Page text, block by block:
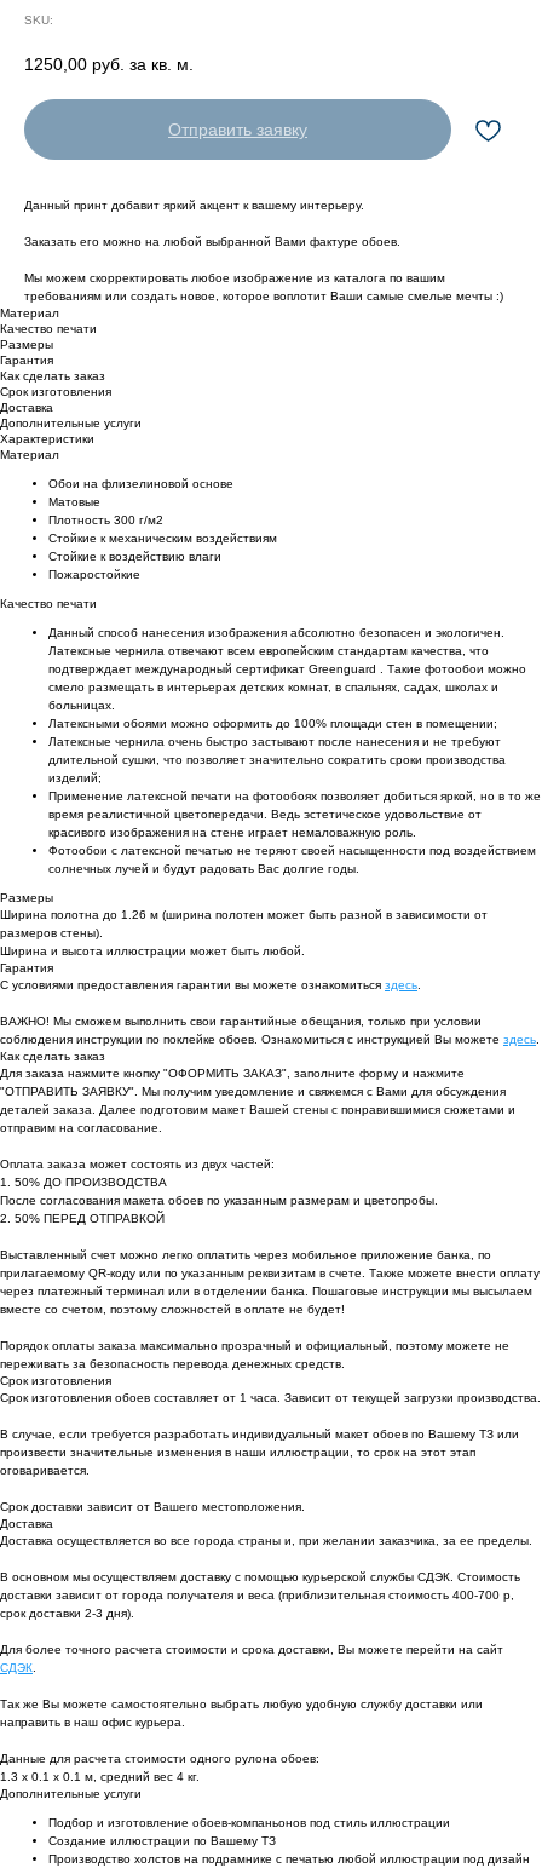
SKU:
1250,00 руб. за кв. м.
Отправить заявку
Данный принт добавит яркий акцент к вашему интерьеру.
Заказать его можно на любой выбранной Вами фактуре обоев.
Мы можем скорректировать любое изображение из каталога по вашим
требованиям или создать новое, которое воплотит Ваши самые смелые мечты :)
Материал
Качество печати
Размеры
Гарантия
Как сделать заказ
Срок изготовления
Доставка
Дополнительные услуги
Характеристики
Материал
Обои на флизелиновой основе
Матовые
Плотность 300 г/м2
Стойкие к механическим воздействиям
Cтойкие к воздействию влаги
Пожаростойкие
Качество печати
Данный способ нанесения изображения абсолютно безопасен и экологичен.
Латексные чернила отвечают всем европейским стандартам качества, что
подтверждает международный сертификат Greenguard . Такие фотообои можно
смело размещать в интерьерах детских комнат, в спальнях, садах, школах и
больницах.
Латексными обоями можно оформить до 100% площади стен в помещении;
Латексные чернила очень быстро застывают после нанесения и не требуют
длительной сушки, что позволяет значительно сократить сроки производства
изделий;
Применение латексной печати на фотообоях позволяет добиться яркой, но в то же
время реалистичной цветопередачи. Ведь эстетическое удовольствие от
красивого изображения на стене играет немаловажную роль.
Фотообои с латексной печатью не теряют своей насыщенности под воздействием
солнечных лучей и будут радовать Вас долгие годы.
Размеры
Ширина полотна до 1.26 м (ширина полотен может быть разной в зависимости от
размеров стены).
Ширина и высота иллюстрации может быть любой.
Гарантия
С условиями предоставления гарантии вы можете ознакомиться здесь
ВАЖНО! Мы сможем выполнить свои гарантийные обещания, только при условии
соблюдения инструкции по поклейке обоев. Ознакомиться с инструкцией Вы можете здесь
Как сделать заказ
Для заказа нажмите кнопку "ОФОРМИТЬ ЗАКАЗ", заполните форму и нажмите
"ОТПРАВИТЬ ЗАЯВКУ". Мы получим уведомление и свяжемся с Вами для обсуждения
деталей заказа. Далее подготовим макет Вашей стены с понравившимися сюжетами и
отправим на согласование.
Оплата заказа может состоять из двух частей:
1. 50% ДО ПРОИЗВОДСТВА
После согласования макета обоев по указанным размерам и цветопробы.
2. 50% ПЕРЕД ОТПРАВКОЙ
Выставленный счет можно легко оплатить через мобильное приложение банка, по
прилагаемому QR-коду или по указанным реквизитам в счете. Также можете внести оплату
через платежный терминал или в отделении банка. Пошаговые инструкции мы высылаем
вместе со счетом, поэтому сложностей в оплате не будет!
Порядок оплаты заказа максимально прозрачный и официальный, поэтому можете не
переживать за безопасность перевода денежных средств.
Срок изготовления
Срок изготовления обоев составляет от 1 часа. Зависит от текущей загрузки производства.
В случае, если требуется разработать индивидуальный макет обоев по Вашему ТЗ или
произвести значительные изменения в наши иллюстрации, то срок на этот этап
оговаривается.
Срок доставки зависит от Вашего местоположения.
Доставка
Доставка осуществляется во все города страны и, при желании заказчика, за ее пределы.
В основном мы осуществляем доставку с помощью курьерской службы СДЭК. Стоимость
доставки зависит от города получателя и веса (приблизительная стоимость 400-700 р,
срок доставки 2-3 дня).
Для более точного расчета стоимости и срока доставки, Вы можете перейти на сайт
СДЭК
Так же Вы можете самостоятельно выбрать любую удобную службу доставки или
направить в наш офис курьера.
Данные для расчета стоимости одного рулона обоев:
1.3 х 0.1 х 0.1 м, средний вес 4 кг.
Дополнительные услуги
Подбор и изготовление обоев-компаньонов под стиль иллюстрации
Создание иллюстрации по Вашему ТЗ
Производство холстов на подрамнике с печатью любой иллюстрации под дизайн